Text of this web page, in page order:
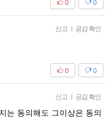
0
0
신고 | 공감 확인
0
0
신고 | 공감 확인
는 동의해도 그이상은 동의